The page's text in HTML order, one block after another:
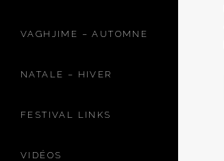
VAGHJIME – AUTOMNE
NATALE – HIVER
FESTIVAL LINKS
VIDÉOS